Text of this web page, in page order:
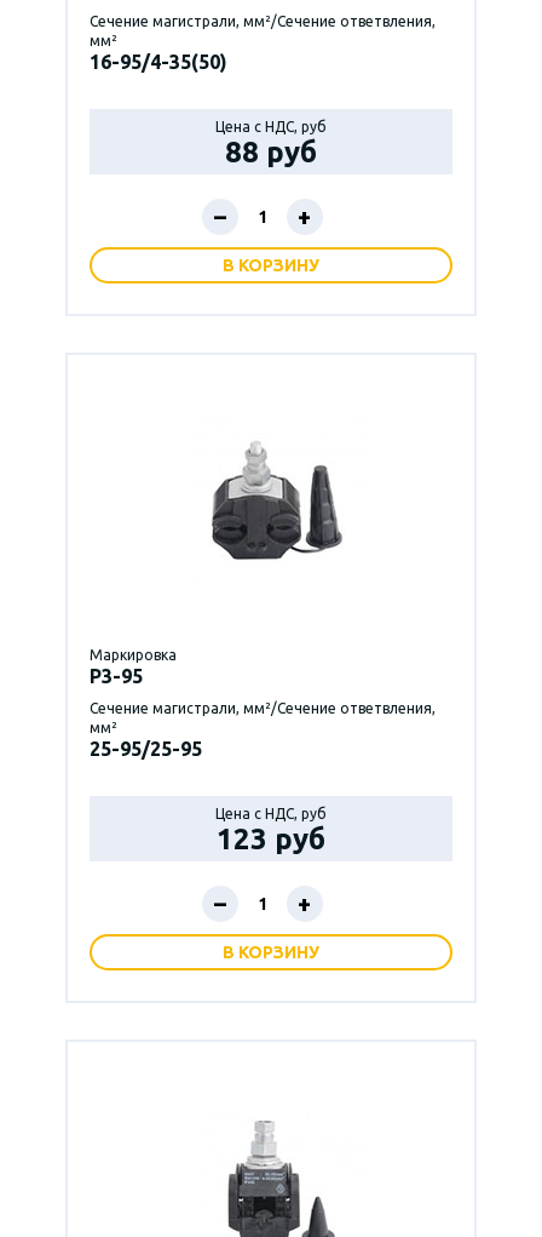
Сечение магистрали, мм²/Сечение ответвления,
мм²
16-95/4-35(50)
Цена с НДС, руб
88 руб
– +
В КОРЗИНУ
Маркировка
P3-95
Сечение магистрали, мм²/Сечение ответвления,
мм²
25-95/25-95
Цена с НДС, руб
123 руб
– +
В КОРЗИНУ